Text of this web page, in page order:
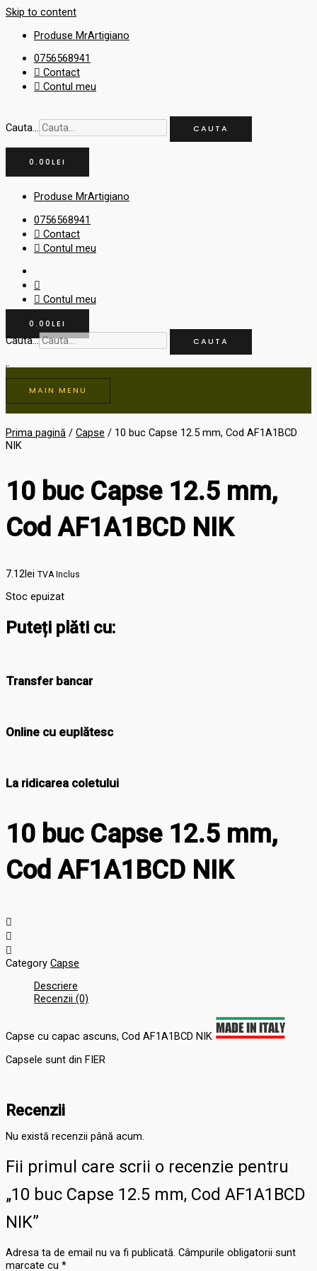
Skip to content
Produse MrArtigiano
0756568941
Contact
Contul meu
Cauta... CAUTA
0.00 LEI
Produse MrArtigiano
0756568941
Contact
Contul meu
Contul meu
0.00 LEI
Cauta... CAUTA
MAIN MENU
Prima pagină / Capse / 10 buc Capse 12.5 mm, Cod AF1A1BCD
NIK
10 buc Capse 12.5 mm,
Cod AF1A1BCD NIK
7.12lei TVA Inclus
Stoc epuizat
Puteți plăti cu:
Transfer bancar
Online cu euplătesc
La ridicarea coletului
10 buc Capse 12.5 mm,
Cod AF1A1BCD NIK
Category Capse
Descriere
Recenzii (0)
Capse cu capac ascuns, Cod AF1A1BCD NIK
Capsele sunt din FIER
Recenzii
Nu există recenzii până acum.
Fii primul care scrii o recenzie pentru
„10 buc Capse 12.5 mm, Cod AF1A1BCD
NIK”
Adresa ta de email nu va fi publicată. Câmpurile obligatorii sunt
marcate cu *